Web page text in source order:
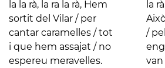
la la rà, la ra la rà, Hem
sortit del Vilar / per
cantar caramelles / tot
i que hem assajat / no
espereu meravelles.
la rà,/ la la rà, la ra la rà,
Això ha estat provocat
/ pel gran
engrescament / que
van encomanar / la